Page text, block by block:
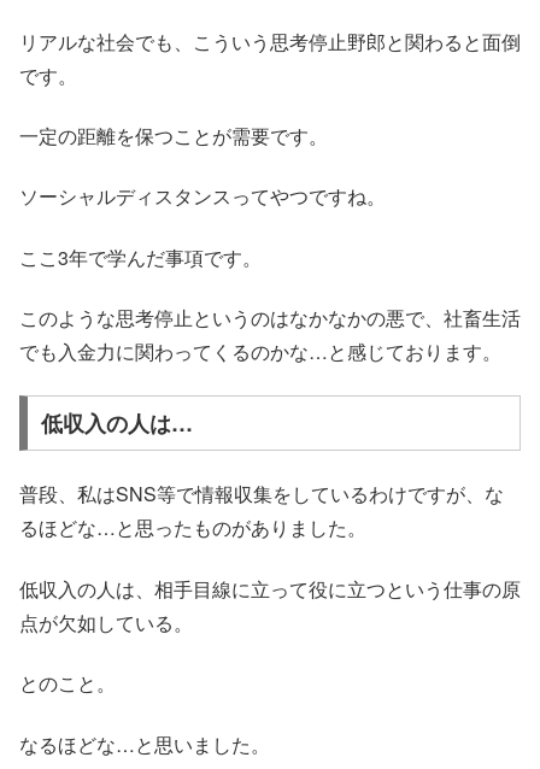
リアルな社会でも、こういう思考停止野郎と関わると面倒
です。
一定の距離を保つことが需要です。
ソーシャルディスタンスってやつですね。
ここ3年で学んだ事項です。
このような思考停止というのはなかなかの悪で、社畜生活
でも入金力に関わってくるのかな…と感じております。
低収入の人は…
普段、私はSNS等で情報収集をしているわけですが、な
るほどな…と思ったものがありました。
低収入の人は、相手目線に立って役に立つという仕事の原
点が欠如している。
とのこと。
なるほどな…と思いました。